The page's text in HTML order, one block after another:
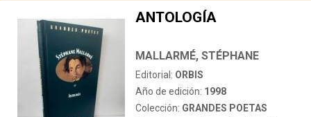
ANTOLOGÍA
MALLARMÉ, STÉPHANE
Editorial: ORBIS
Año de edición: 1998
Colección: GRANDES POETAS